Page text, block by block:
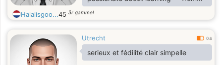
the wisdom of books to the lessons
that travel and new experiences
whose connection to Islam is both
heartfelt and sincere — someone
who values character, compassion,
Halalisgoo...45 år gammel
Utrecht 0.6
serieux et fédilité clair simpelle